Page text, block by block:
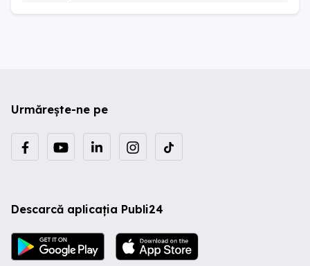
Urmărește-ne pe
Descarcă aplicația Publi24